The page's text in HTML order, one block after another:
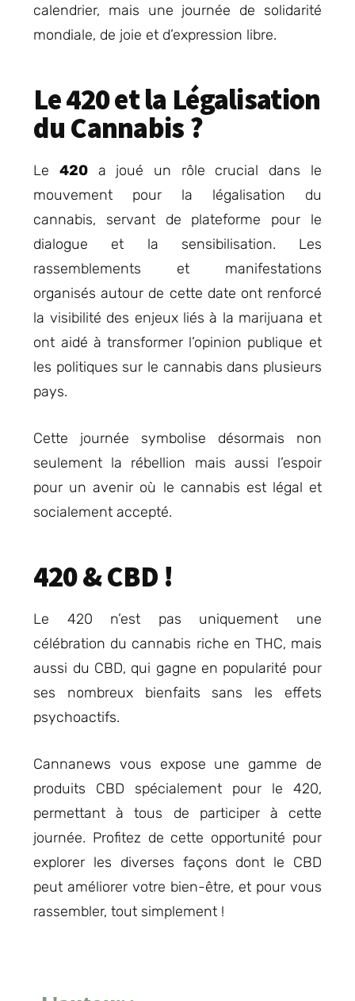
calendrier, mais une journée de solidarité
mondiale, de joie et d’expression libre.
Le 420 et la Légalisation
du Cannabis ?
Le420 a joué un rôle crucial dans le
mouvement pour la légalisation du
cannabis, servant de plateforme pour le
dialogue et la sensibilisation. Les
rassemblements et manifestations
organisés autour de cette date ont renforcé
la visibilité des enjeux liés à la marijuana et
ont aidé à transformer l’opinion publique et
les politiques sur le cannabis dans plusieurs
pays.
Cette journée symbolise désormais non
seulement la rébellion mais aussi l’espoir
pour un avenir où le cannabis est légal et
socialement accepté.
420 & CBD !
Le 420 n’est pas uniquement une
célébration du cannabis riche en THC, mais
aussi du CBD, qui gagne en popularité pour
ses nombreux bienfaits sans les effets
psychoactifs.
Cannanews vous expose une gamme de
produits CBD spécialement pour le 420,
permettant à tous de participer à cette
journée. Profitez de cette opportunité pour
explorer les diverses façons dont le CBD
peut améliorer votre bien-être, et pour vous
rassembler, tout simplement !